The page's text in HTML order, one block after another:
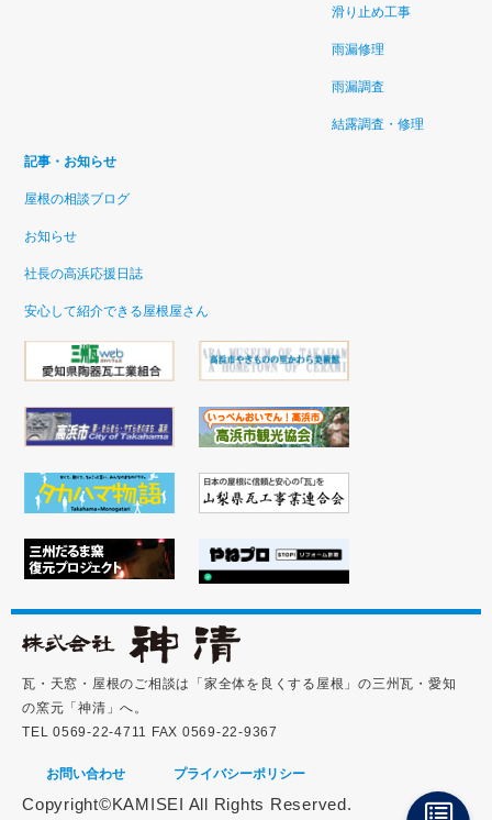
滑り止め工事
雨漏修理
雨漏調査
結露調査・修理
記事・お知らせ
屋根の相談ブログ
お知らせ
社長の高浜応援日誌
安心して紹介できる屋根屋さん
瓦・天窓・屋根のご相談は「家全体を良くする屋根」の三州瓦・愛知
の窯元「神清」へ。
TEL 0569-22-4711 FAX 0569-22-9367
お問い合わせ プライバシーポリシー
Copyright©KAMISEI All Rights Reserved.